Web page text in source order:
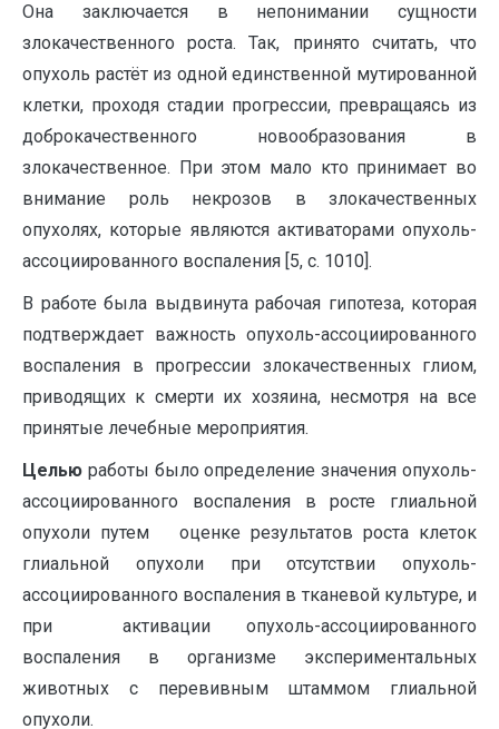
Она заключается в непонимании сущности
злокачественного роста. Так, принято считать, что
опухоль растёт из одной единственной мутированной
клетки, проходя стадии прогрессии, превращаясь из
доброкачественного новообразования в
злокачественное. При этом мало кто принимает во
внимание роль некрозов в злокачественных
опухолях, которые являются активаторами опухоль-
ассоциированного воспаления [5, с. 1010].
В работе была выдвинута рабочая гипотеза, которая
подтверждает важность опухоль-ассоциированного
воспаления в прогрессии злокачественных глиом,
приводящих к смерти их хозяина, несмотря на все
принятые лечебные мероприятия.
Целью работы было определение значения опухоль-
ассоциированного воспаления в росте глиальной
опухоли путем оценке результатов роста клеток
глиальной опухоли при отсутствии опухоль-
ассоциированного воспаления в тканевой культуре, и
при активации опухоль-ассоциированного
воспаления в организме экспериментальных
животных с перевивным штаммом глиальной
опухоли.